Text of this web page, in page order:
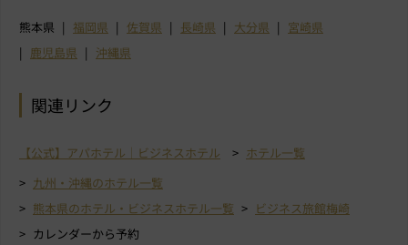
熊本県 福岡県 佐賀県 長崎県 大分県
宮崎県
鹿児島県
沖縄県
関連リンク
【公式】アパホテル｜ビジネスホテル
ホテル一覧
九州・沖縄のホテル一覧
熊本県のホテル・ビジネスホテル一覧
ビジネス旅館梅崎
カレンダーから予約